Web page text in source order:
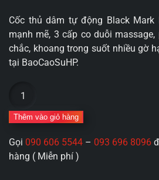
Cốc thủ dâm tự động Black Mark
mạnh mẽ, 3 cấp co duỗi
chắc, khoang trong suốt nhiều gờ
tại BaoCaoSuHP.
dâm
động
Black
Thêm vào giỏ hàng
Gọi 090 606 5544 – 093 696 8096
hàng ( Miễn phí )